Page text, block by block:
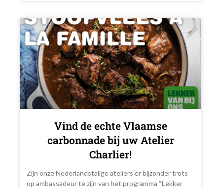
Vind de echte Vlaamse
carbonnade bij uw Atelier
Charlier!
Zijn onze Nederlandstalige ateliers er bijzonder trots
op ambassadeur te zijn van het programma “Lekker